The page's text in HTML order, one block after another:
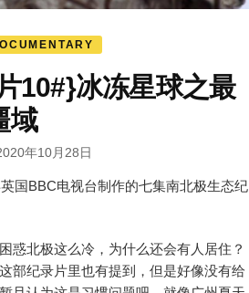
10#}冰冻星球之最
域
年10月28日
国BBC电视台制作的七集南北极生态纪
惑北极这么冷，为什么还会有人居住？
部纪录片里也有提到，但是好像没有给